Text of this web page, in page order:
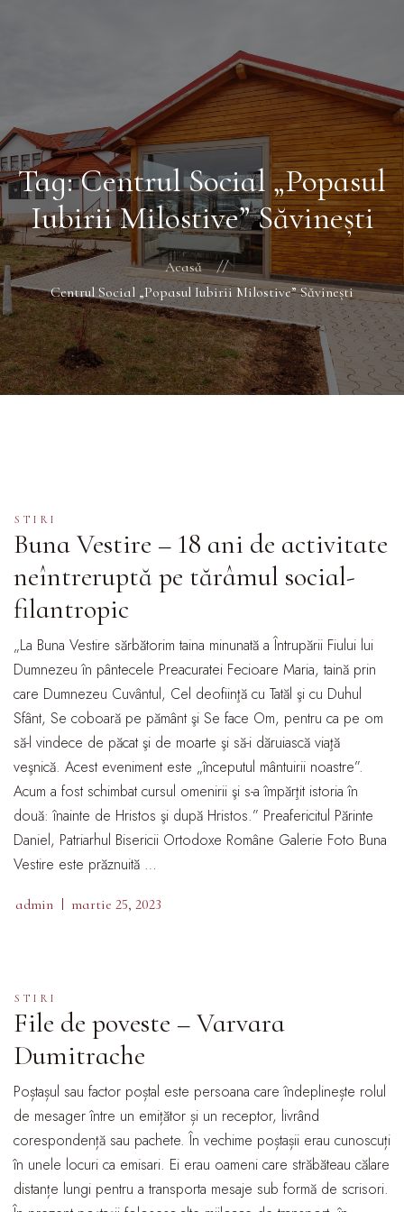
Despre Noi
Galerie Foto
Blog
Contact
Tag: Centrul Social „Popasul
Iubirii Milostive” Săvineşti
Acasă
Centrul Social „Popasul Iubirii Milostive” Săvineşti
STIRI
Buna Vestire – 18 ani de activitate
neîntreruptă pe tărâmul social-
filantropic
„La Buna Vestire sărbătorim taina minunată a Întrupării Fiului lui
Dumnezeu în pântecele Preacuratei Fecioare Maria, taină prin
care Dumnezeu Cuvântul, Cel deofiinţă cu Tatăl şi cu Duhul
Sfânt, Se coboară pe pământ şi Se face Om, pentru ca pe om
să-l vindece de păcat şi de moarte şi să-i dăruiască viaţă
veşnică. Acest eveniment este „începutul mântuirii noastre”.
Acum a fost schimbat cursul omenirii şi s-a împărţit istoria în
două: înainte de Hristos şi după Hristos.” Preafericitul Părinte
Daniel, Patriarhul Bisericii Ortodoxe Române Galerie Foto Buna
Vestire este prăznuită …
admin martie 25, 2023
STIRI
File de poveste – Varvara
Dumitrache
Poștașul sau factor poștal este persoana care îndeplinește rolul
de mesager între un emițător și un receptor, livrând
corespondență sau pachete. În vechime poștașii erau cunoscuți
în unele locuri ca emisari. Ei erau oameni care străbăteau călare
distanțe lungi pentru a transporta mesaje sub formă de scrisori.